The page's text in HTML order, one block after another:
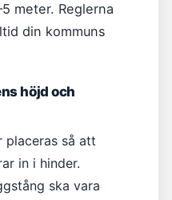
meter. Reglerna
din kommuns
höjd och
placeras så att
in i hinder.
ska vara